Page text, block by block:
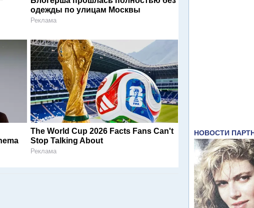
одежды по улицам Москвы
Реклама
The World Cup 2026 Facts Fans Can't
Stop Talking About
Реклама